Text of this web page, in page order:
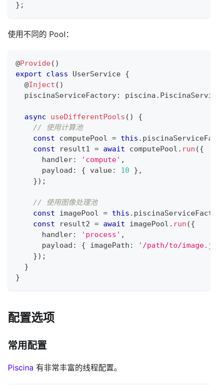
} ;
使用不同的 Pool：
@Provide( )
export
class UserService {
@Inject ( )
  piscinaServiceFactory
: piscina .
async useDifferentPools ( )
{
// 使用计算池
const computePool = this .
const result1 = await computePool . run ({
      handler
: 'compute' ,
      payload
: { value: 10 } ,
}) ;
// 使用图像处理池
const imagePool = this .
const result2 = await imagePool . run ({
      handler
: 'process' ,
      payload
: { imagePath :
'/path/to/
}) ;
}
}
配置选项
常用配置
Piscina 有非常丰富的线程配置。